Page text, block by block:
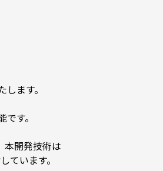
ます。
す。
本開発技術は
ています。